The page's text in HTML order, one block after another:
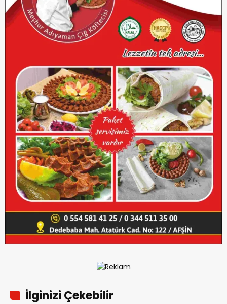
İlginizi Çekebilir